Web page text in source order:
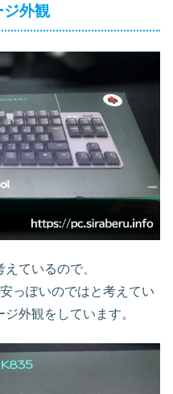
ジ外観
ているので、
っぽいのではと考えてい
外観をしています。